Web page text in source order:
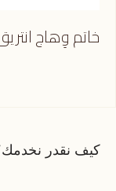
خاتم وِهاج
كيف نقدر